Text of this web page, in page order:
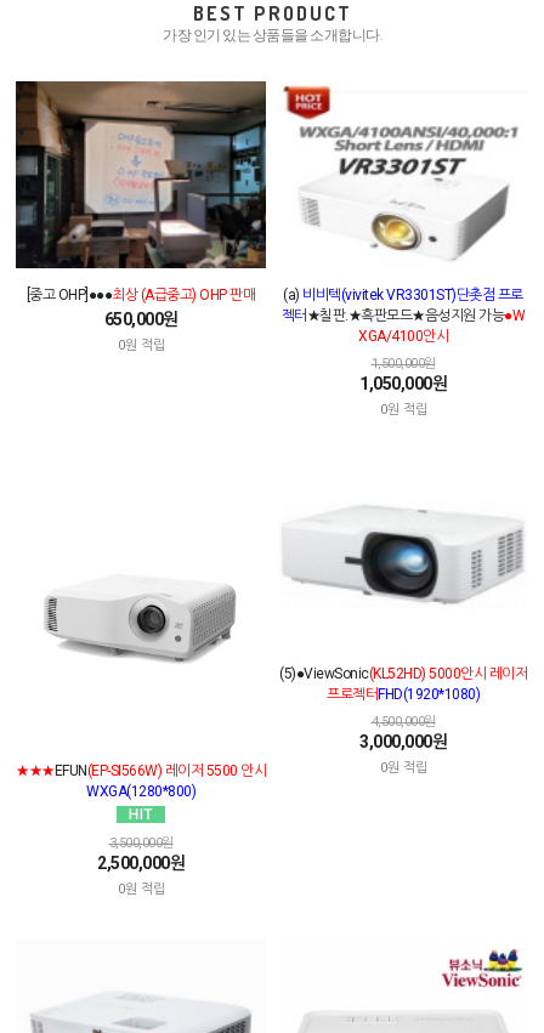
BEST PRODUCT
가장 인기 있는 상품들을 소개합니다.
[중고 OHP]●●●최상 (A급중고) OHP 판매
650,000원
0원 적립
(a) 비비텍(vivitek VR3301ST)단촛점 프로
젝터 ★칠판.★흑판모드★음성지원 가능●W
XGA/4100안시
1,500,000원
1,050,000원
0원 적립
★★★EFUN(EP-SI566W) 레이저 5500 안시
WXGA(1280*800)
3,500,000원
2,500,000원
0원 적립
(5)●ViewSonic(KL52HD) 5000안시 레이저
프로젝터FHD(1920*1080)
4,500,000원
3,000,000원
0원 적립